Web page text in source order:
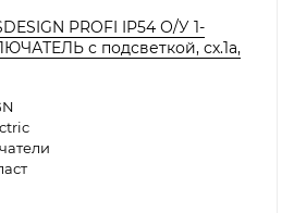
PROFI IP54 О/У 1-
с подсветкой, сх.1а,